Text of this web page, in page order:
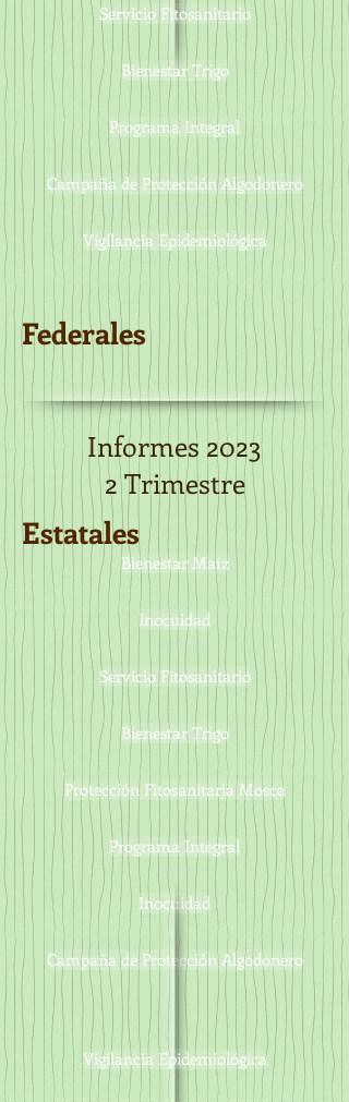
Servicio Fitosanitario
Bienestar Trigo
Programa Integral
Campaña de Protección Algodonero
Vigilancia Epidemiológica
Federales
Informes 2023
2 Trimestre
Estatales
Bienestar Maíz
Inocuidad
Servicio Fitosanitario
Bienestar Trigo
Protección Fitosanitaria Mosca
Programa Integral
Inocuidad
Campaña de Protección Algodonero
Vigilancia Epidemiológica